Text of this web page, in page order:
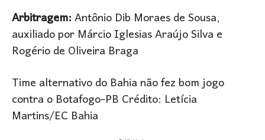
Arbitragem:Antônio Dib Moraes de Sousa,
auxiliado por Márcio Iglesias Araújo Silva e
Rogério de Oliveira Braga
Time alternativo do Bahia não fez bom jogo
contra o Botafogo-PB Crédito: Letícia
Martins/EC Bahia